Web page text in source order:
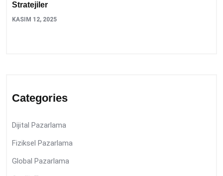
Stratejiler
KASIM 12, 2025
Categories
Dijital Pazarlama
Fiziksel Pazarlama
Global Pazarlama